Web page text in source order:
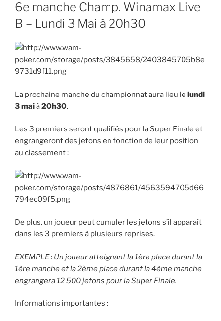
LE
6e manche Champ. Winamax Live
B – Lundi 3 Mai à 20h30
La prochaine manche du championnat aura lieu le lundi
3 maià20h30.
Les 3 premiers seront qualifiés pour la Super Finale et
engrangeront des jetons en fonction de leur position
au classement :
De plus, un joueur peut cumuler les jetons s’il apparaît
dans les 3 premiers à plusieurs reprises.
EXEMPLE : Un joueur atteignant la 1ère place durant la
1ère manche et la 2ème place durant la 4ème manche
engrangera 12 500 jetons pour la Super Finale.
Informations importantes :